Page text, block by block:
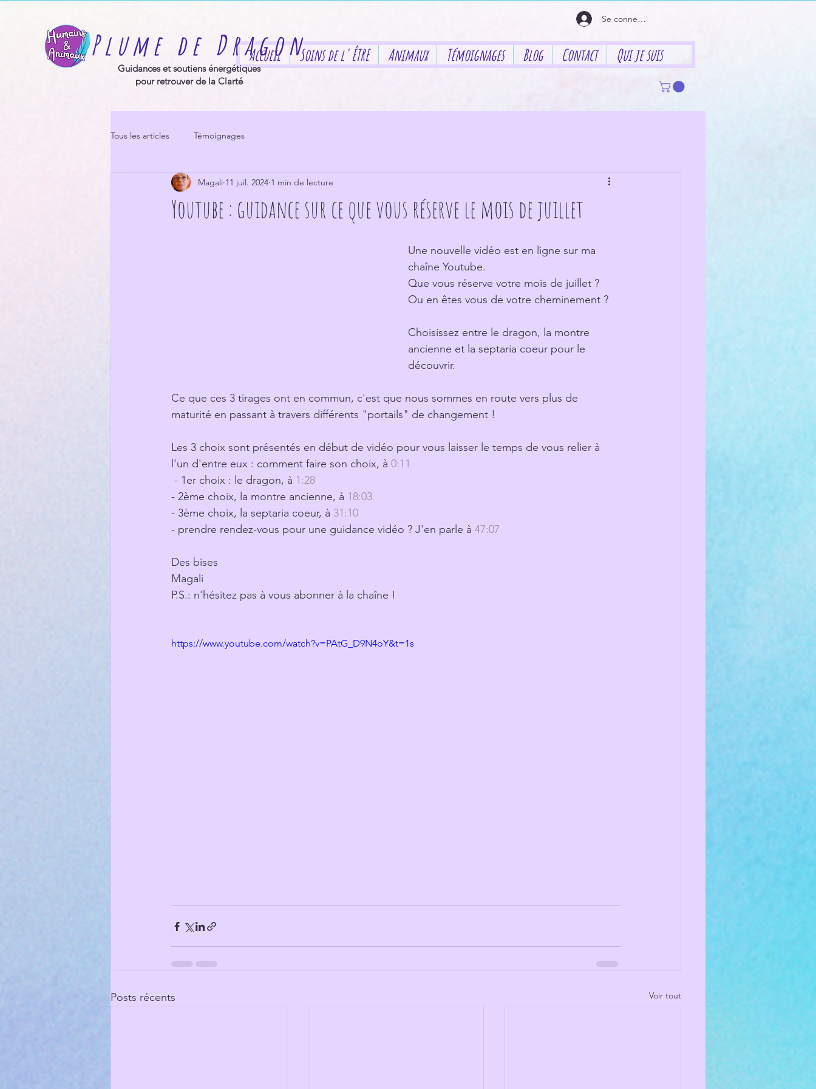
Plume de Dragon
Guidances et soutiens énergétiques
pour retrouver de la Clarté
Se connecter
Accueil Soins de l' ÊTRE Animaux Témoignages Blog Contact Qui je suis
Tous les articles Témoignages
Youtube : guidance sur ce que vous réserve le mois de juillet
Magali 11 juil. 2024 1 min de lecture
Une nouvelle vidéo est en ligne sur ma
chaîne Youtube.
Que vous réserve votre mois de juillet ?
Ou en êtes vous de votre cheminement ?
Choisissez entre le dragon, la montre
ancienne et la septaria coeur pour le
découvrir.
Ce que ces 3 tirages ont en commun, c'est que nous sommes en route vers plus de
maturité en passant à travers différents "portails" de changement !
Les 3 choix sont présentés en début de vidéo pour vous laisser le temps de vous relier à
l'un d'entre eux : comment faire son choix, à 0:11
- 1er choix : le dragon, à 1:28
- 2ème choix, la montre ancienne, à 18:03
- 3ème choix, la septaria coeur, à 31:10
- prendre rendez-vous pour une guidance vidéo ? J'en parle à 47:07
Des bises
Magali
P.S.: n'hésitez pas à vous abonner à la chaîne !
https://www.youtube.com/watch?v=PAtG_D9N4oY&t=1s
Posts récents Voir tout